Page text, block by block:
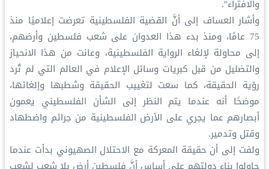
والافتراء".
وأشار العساف إلى أنَّ القضية الفلسطينية تعرضت إعلاميًا منذ
75 عامًا، ومنذ بدء هذا العدوان على شعب فلسطين وأرضهم،
إلى محاولة لإلغاء الرواية الفلسطينية، وعانت من هذا الانحياز
والتضليل من قبل كبريات وسائل الإعلام في العالم التي لم تُرد
رؤية الحقيقة، كما سعت لتغييب الحقيقة وشطبها وإلغائها،
موضحًا أنه عندما يتم النظر إلى الشأن الفلسطيني يعمون
أبصارهم عما يجري على الأرض الفلسطينية من جرائم واضطهاد
وقتل وتدمير.
ولفت إلى أن حقيقة المعركة مع الاحتلال الصهيوني بدأت عندما